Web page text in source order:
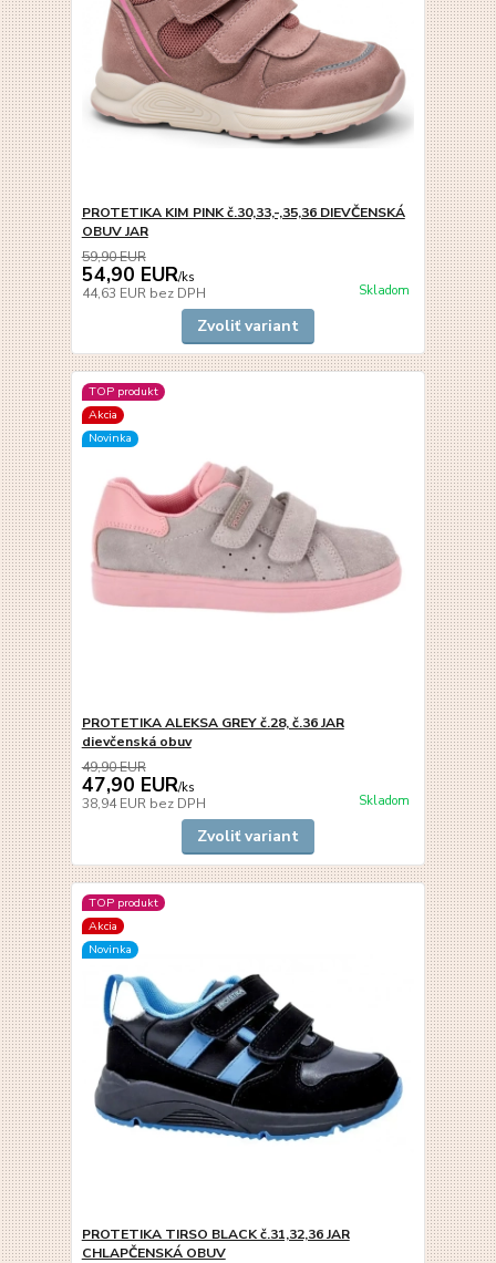
PROTETIKA KIM PINK č.30,33,-,35,36 DIEVČENSKÁ
OBUV JAR
59,90 EUR
54,90 EUR/ks
44,63 EUR bez DPH Skladom
Zvoliť variant
TOP produkt
Akcia
Novinka
PROTETIKA ALEKSA GREY č.28, č.36 JAR
dievčenská obuv
49,90 EUR
47,90 EUR/ks
38,94 EUR bez DPH Skladom
Zvoliť variant
TOP produkt
Akcia
Novinka
PROTETIKA TIRSO BLACK č.31,32,36 JAR
CHLAPČENSKÁ OBUV